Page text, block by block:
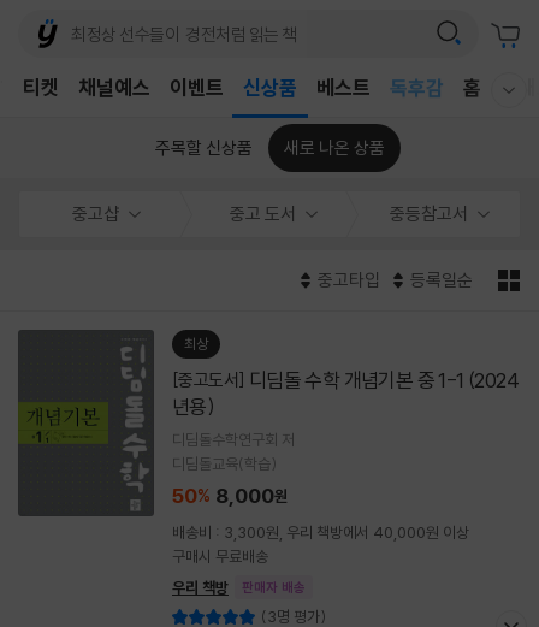
채널예스 이벤트 신상품 베스트
독후감
홈 국
티켓
주목할 신상품 새로 나온 상품
중고샵 중고 도서 중등참고서
중고타입 등록일순
최상
[중고도서]
년용)
디딤돌수학연구회 저
디딤돌교육(학습)
50% 8,000원
배송비 : 3,300원, 우리 책방에서 40,000원 이상
구매시 무료배송
우리 책방
판매자 배송
(3명 평가)